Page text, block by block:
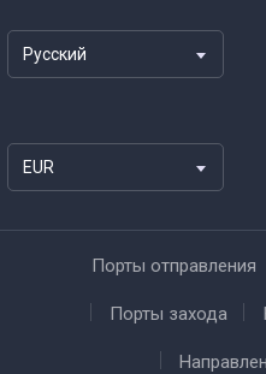
Русский
EUR
Порты отправления
Порты захода